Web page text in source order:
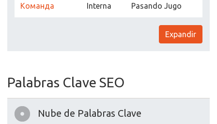
Команда Interna Pasando Jugo
Expandir
Palabras Clave SEO
Nube de Palabras Clave